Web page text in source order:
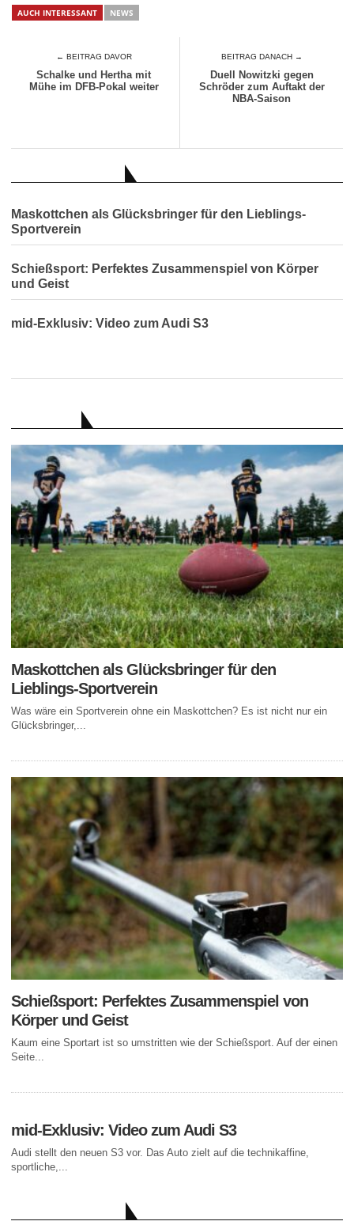
AUCH INTERESSANT NEWS
← BEITRAG DAVOR
Schalke und Hertha mit
Mühe im DFB-Pokal weiter
BEITRAG DANACH →
Duell Nowitzki gegen
Schröder zum Auftakt der
NBA-Saison
Maskottchen als Glücksbringer für den Lieblings-
Sportverein
Schießsport: Perfektes Zusammenspiel von Körper
und Geist
mid-Exklusiv: Video zum Audi S3
Maskottchen als Glücksbringer für den
Lieblings-Sportverein
Was wäre ein Sportverein ohne ein Maskottchen? Es ist nicht nur ein
Glücksbringer,...
Schießsport: Perfektes Zusammenspiel von
Körper und Geist
Kaum eine Sportart ist so umstritten wie der Schießsport. Auf der einen
Seite...
mid-Exklusiv: Video zum Audi S3
Audi stellt den neuen S3 vor. Das Auto zielt auf die technikaffine,
sportliche,...